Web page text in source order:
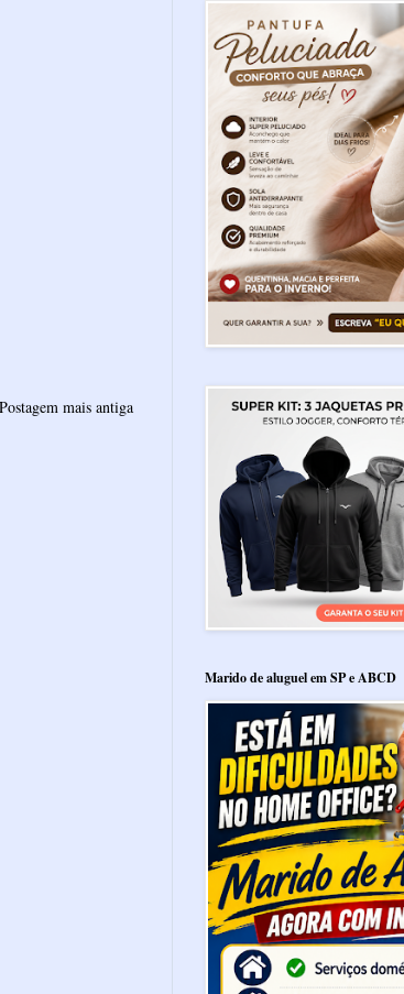
Postagem mais antiga
Marido de aluguel em SP e ABCD